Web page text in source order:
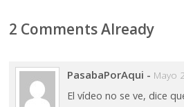
2 Comments Already
PasabaPorAqui - Mayo
El vídeo no se ve, dice